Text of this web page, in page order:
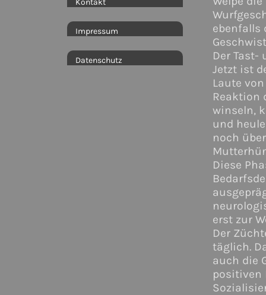
Kontakt
Impressum
Datenschutz
ebenfalls
Der Tast-
Jetzt ist
Laute
Reaktion
winseln,
und
noch
Diese
erst zur
Der
täglich.
auch die
positiven